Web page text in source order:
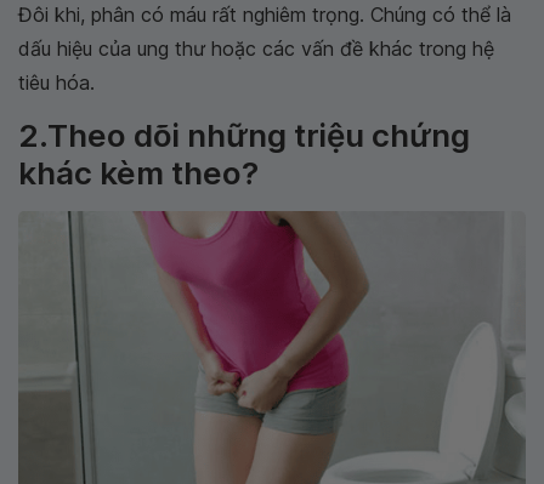
Đôi khi, phân có máu rất nghiêm trọng. Chúng có thể là
dấu hiệu của ung thư hoặc các vấn đề khác trong hệ
tiêu hóa.
2.Theo dõi những triệu chứng
khác kèm theo?